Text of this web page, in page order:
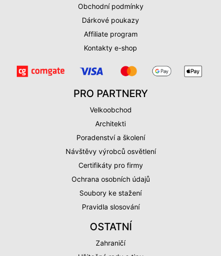
Obchodní podmínky
Dárkové poukazy
Affiliate program
Kontakty e-shop
PRO PARTNERY
Velkoobchod
Architekti
Poradenství a školení
Návštěvy výrobců osvětlení
Certifikáty pro firmy
Ochrana osobních údajů
Soubory ke stažení
Pravidla slosování
OSTATNÍ
Zahraničí